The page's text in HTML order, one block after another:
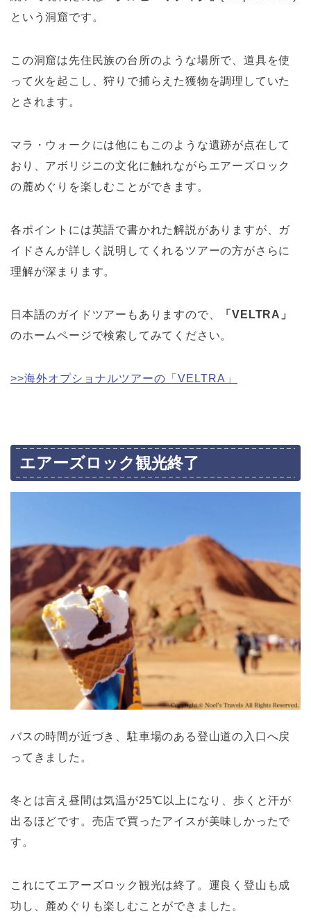
という洞窟です。
この洞窟は先住民族の台所のような場所で、道具を使
って火を起こし、狩りで捕らえた獲物を調理していた
とされます。
マラ・ウォークには他にもこのような遺跡が点在して
おり、アボリジニの文化に触れながらエアーズロック
の麓めぐりを楽しむことができます。
各ポイントには英語で書かれた解説がありますが、ガ
イドさんが詳しく説明してくれるツアーの方がさらに
理解が深まります。
日本語のガイドツアーもありますので、
「VELTRA」
のホームページで検索してみてください。
>>海外オプショナルツアーの「VELTRA」
エアーズロック観光終了
バスの時間が近づき、駐車場のある登山道の入口へ戻
ってきました。
冬とは言え昼間は気温が25℃以上になり、歩くと汗が
出るほどです。売店で買ったアイスが美味しかったで
す。
これにてエアーズロック観光は終了。運良く登山も成
功し、麓めぐりも楽しむことができました。